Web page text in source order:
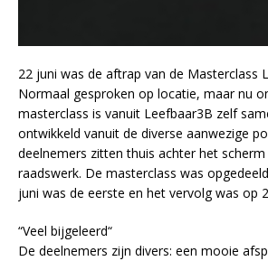
22 juni was de aftrap van de Masterclass
Normaal gesproken op locatie, maar nu
masterclass is vanuit Leefbaar3B zelf
ontwikkeld vanuit de diverse aanwezige
deelnemers zitten thuis achter het
raadswerk. De masterclass was
juni was de eerste en het vervolg was op
“Veel bijgeleerd“
De deelnemers zijn divers: een mooie